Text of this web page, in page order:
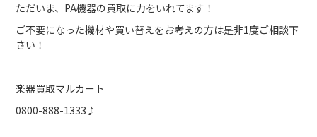
ただいま、PA機器の買取に力をいれてます！
ご不要になった機材や買い替えをお考えの方は是非1度ご相談下
さい！
楽器買取マルカート
0800-888-1333♪